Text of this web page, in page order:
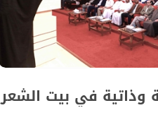
وذاتية في بيت الشعر